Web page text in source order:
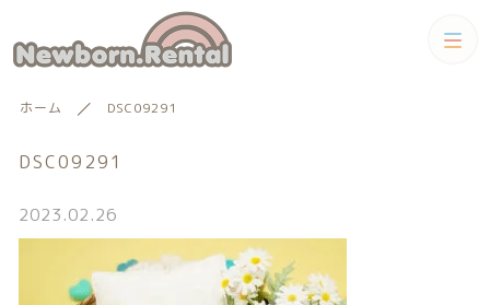
ホーム DSC09291
DSC09291
2023.02.26
カテゴリー
トータルコーディネート
セット
男の子向けアイテム
トータルコーディネートセット
男の子向けアイテム
絞り込み検索